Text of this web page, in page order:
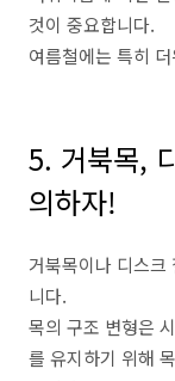
것이 중요합니다.
여름철에는 특히
5. 거북목,
의하자!
거북목이나 디스크
니다.
목의 구조 변형은
를 유지하기 위해